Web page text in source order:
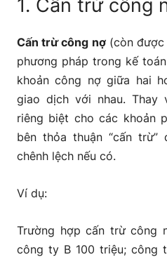
nhất
Kết luận
1. Cấn trừ công
Cấn trừ công nợ(còn được
phương pháp trong kế
khoản công nợ giữa hai
giao dịch với nhau. Thay
riêng biệt cho các khoản
bên thỏa thuận “cấn
chênh lệch nếu có.
Ví dụ:
Trường hợp cấn trừ công
công ty B 100 triệu; công